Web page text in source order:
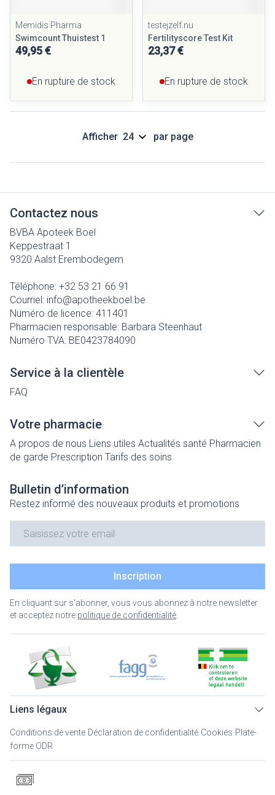
Memidis Pharma
Swimcount Thuistest 1
49,95 €
En rupture de stock
testejzelf.nu
Fertilityscore Test Kit
23,37 €
En rupture de stock
Afficher par page
Contactez nous
BVBA Apoteek Boel
Keppestraat 1
9320 Aalst Erembodegem
Téléphone: +32 53 21 66 91
Courriel: info@apotheekboel.be
Numéro de licence: 411401
Pharmacien responsable: Barbara Steenhaut
Numéro TVA: BE0423784090
Service à la clientèle
FAQ
Votre pharmacie
A propos de nous Liens utiles Actualités santé Pharmacien
de garde Prescription Tarifs des soins
Bulletin d’information
Restez informé des nouveaux produits et promotions
Inscription
En cliquant sur s'abonner, vous vous abonnez à notre newsletter
et acceptez notre politique de confidentialité
Liens légaux
Conditions de vente Déclaration de confidentialité Cookies Plate-
forme ODR